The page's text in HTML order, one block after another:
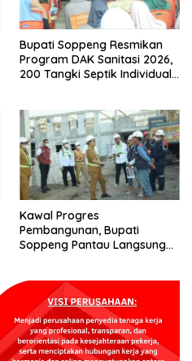
Bupati Soppeng Resmikan
Program DAK Sanitasi 2026,
200 Tangki Septik Individual
Kawal Progres
Pembangunan, Bupati
Soppeng Pantau Langsung